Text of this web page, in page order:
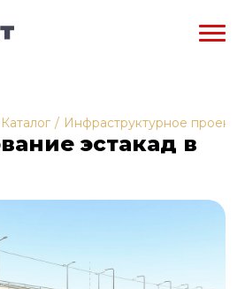
Каталог / Инфраструктурное
эстакад в